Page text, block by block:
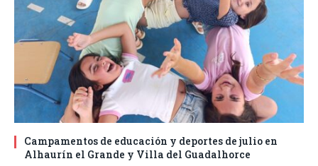
Campamentos de educación y deportes de julio en
Alhaurín el Grande y Villa del Guadalhorce